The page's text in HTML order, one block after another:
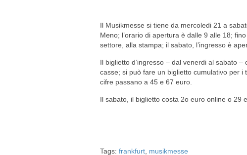
Il Musikmesse si tiene da mercoledi 21 a
Meno; l’orario di apertura è dalle 9 alle 18;
settore, alla stampa; il sabato, l’ingresso è
Il biglietto d’ingresso – dal venerdi al sabato
casse; si può fare un biglietto cumulativo per
cifre passano a 45 e 67 euro.
Il sabato, il biglietto costa 2o euro online o 29
Tags: frankfurt musikmesse